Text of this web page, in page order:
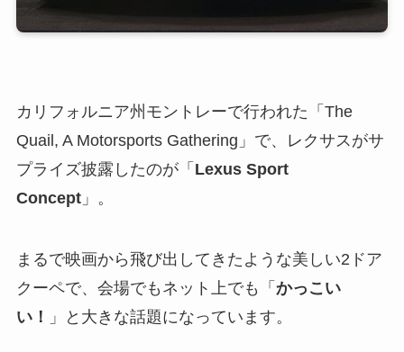
カリフォルニア州モントレーで行われた「The
Quail, A Motorsports Gathering」で、レクサスがサ
プライズ披露したのが「 Lexus Sport
Concept」。
まるで映画から飛び出してきたような美しい2ドア
クーペで、会場でもネット上でも「 かっこい
い！
」と大きな話題になっています。